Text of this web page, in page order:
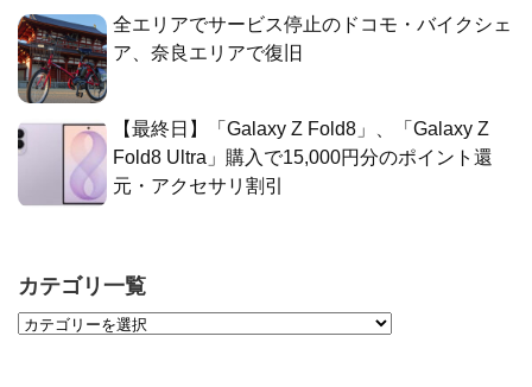
全エリアでサービス停止のドコモ・バイクシェ
ア、奈良エリアで復旧
【最終日】「Galaxy Z Fold8」、「Galaxy Z
Fold8 Ultra」購入で15,000円分のポイント還
元・アクセサリ割引
カテゴリ一覧